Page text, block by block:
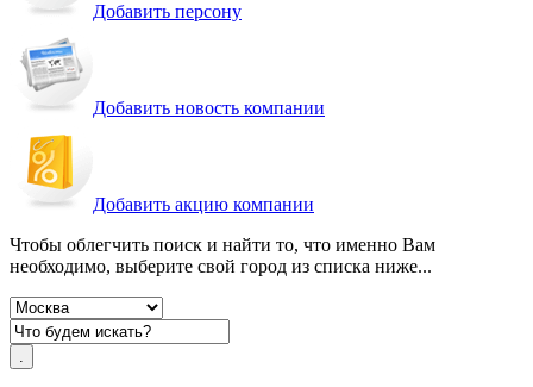
Добавить персону
Добавить новость компании
Добавить акцию компании
Чтобы облегчить поиск и найти то, что именно Вам
необходимо, выберите свой город из списка ниже...